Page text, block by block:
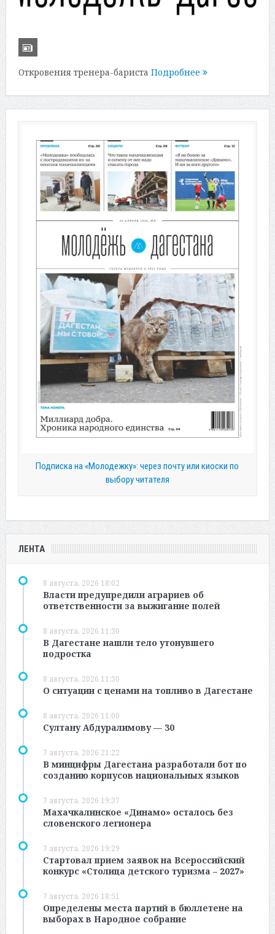
Откровения тренера-бариста Подробнее
Подписка на «Молодежку»: через почту или киоски по
выбору читателя
ЛЕНТА
8 августа, 2026 18:02
Власти предупредили аграриев об
ответственности за выжигание полей
8 августа, 2026 11:30
В Дагестане нашли тело утонувшего
подростка
8 августа, 2026 11:30
О ситуации с ценами на топливо в Дагестане
8 августа, 2026 11:00
Султану Абдуралимову — 30
7 августа, 2026 21:22
В минцифры Дагестана разработали бот по
созданию корпусов национальных языков
7 августа, 2026 19:37
Махачкалинское «Динамо» осталось без
словенского легионера
7 августа, 2026 19:29
Стартовал прием заявок на Всероссийский
конкурс «Столица детского туризма – 2027»
7 августа, 2026 18:51
Определены места партий в бюллетене на
выборах в Народное собрание